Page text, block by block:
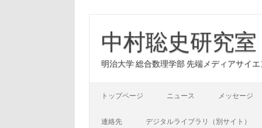
中村聡史研究室
明治大学 総合数理学部 先端メディアサイ
トップページ ニュース メッセージ
連絡先 デジタルライブラリ（別サイト）